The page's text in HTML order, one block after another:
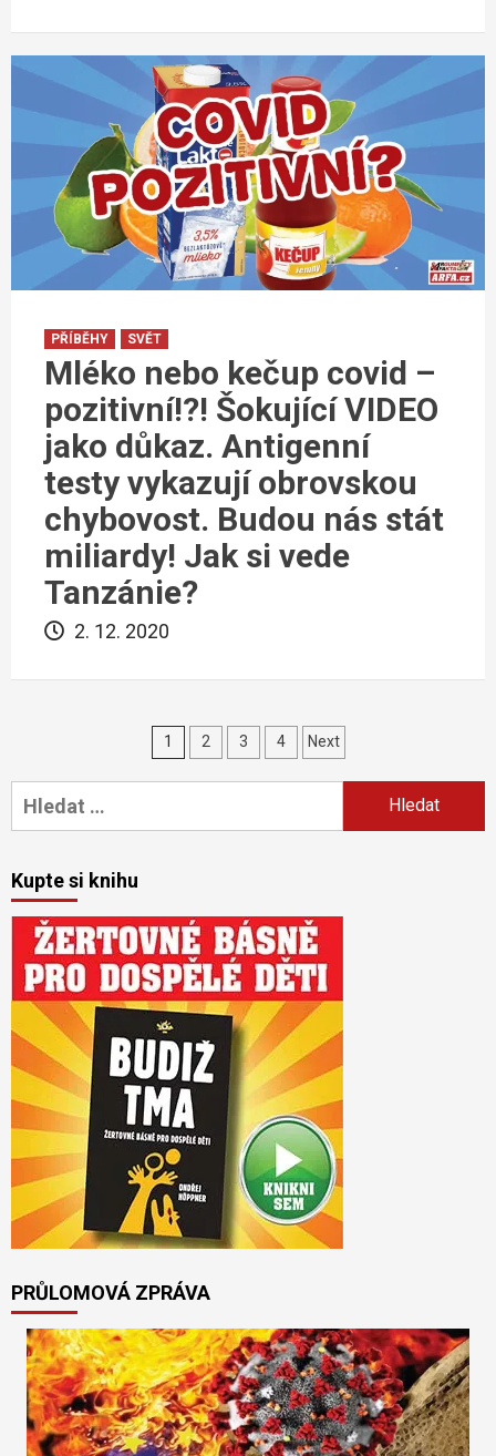
PŘÍBĚHY SVĚT
Mléko nebo kečup covid –
pozitivní!?! Šokující VIDEO
jako důkaz. Antigenní
testy vykazují obrovskou
chybovost. Budou nás stát
miliardy! Jak si vede
Tanzánie?
2. 12. 2020
Navigace
pro
1 2 3 4 Next
Vyhledávání
Kupte si knihu
PRŮLOMOVÁ ZPRÁVA